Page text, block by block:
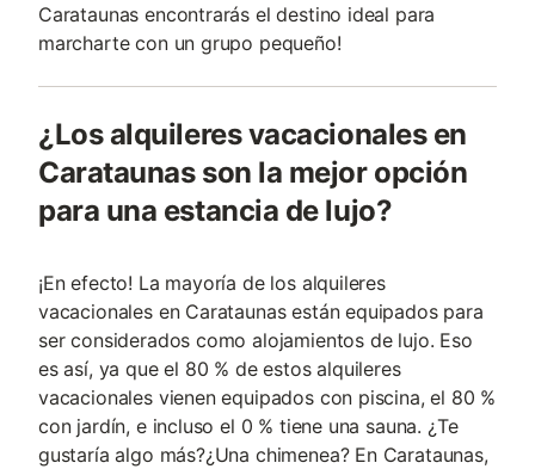
Carataunas encontrarás el destino ideal para
marcharte con un grupo pequeño!
¿Los alquileres vacacionales en
Carataunas son la mejor opción
para una estancia de lujo?
¡En efecto! La mayoría de los alquileres
vacacionales en Carataunas están equipados para
ser considerados como alojamientos de lujo. Eso
es así, ya que el 80 % de estos alquileres
vacacionales vienen equipados con piscina, el 80 %
con jardín, e incluso el 0 % tiene una sauna. ¿Te
gustaría algo más?¿Una chimenea? En Carataunas,